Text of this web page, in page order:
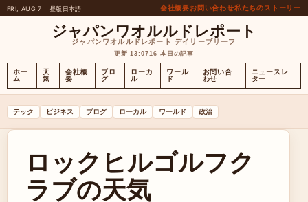
FRI, AUG 7 昼版 日本語 会社概要お問い合わせ私たちのストーリー
ジャパンワオルルドレポート
ジャパンワオルルドレポート デイリーブリーフ
更新 13:0716 本日の記事
ホー
ム
天
気
会社概
要
ブロ
グ
ローカ
ル
ワール
ド
お問い合
わせ
ニュースレ
ター
テック ビジネス ブログ ローカル ワールド 政治
ロックヒルゴルフク
ラブの天気